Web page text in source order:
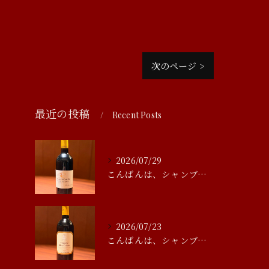
次のページ >
最近の投稿 Recent Posts
2026/07/29
こんばんは、シャンブルアスリール清水です
2026/07/23
こんばんは、シャンブルアスリール清水です